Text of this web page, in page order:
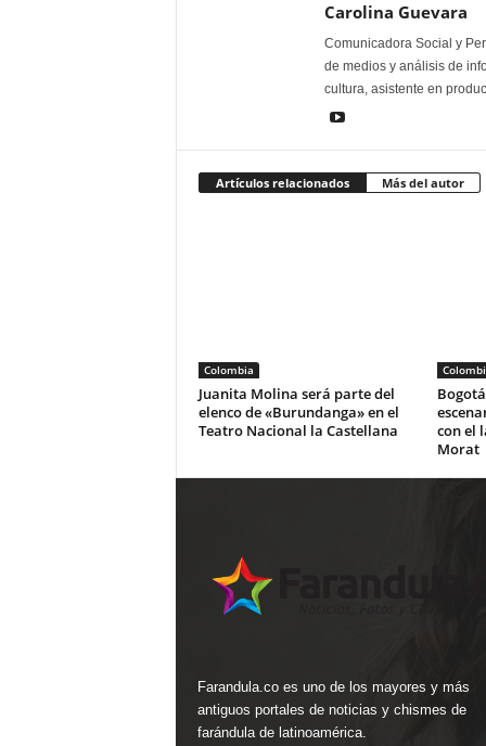
Carolina Guevara
Comunicadora Social y
de medios y análisis de
cultura, asistente en
Artículos relacionados Más del autor
Colombia
Juanita Molina será parte del
elenco de «Burundanga» en el
Teatro Nacional la Castellana
con el
Morat
Farandula.co es uno de los mayores y más
antiguos portales de noticias y chismes de
farándula de latinoamérica.